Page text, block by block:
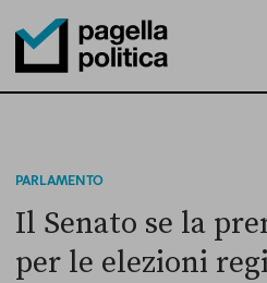
Pagella Politica Logo
PARLAMENTO
Il Senato se la
per le elezioni